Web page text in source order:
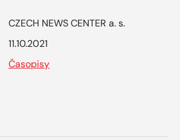
CZECH NEWS CENTER a. s.
11.10.2021
Časopisy